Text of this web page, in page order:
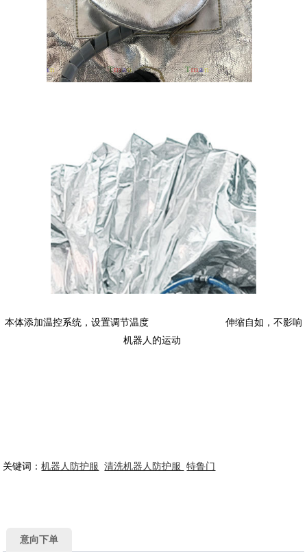
本体添加温控系统，设置调节温度 伸缩自如，不影响
机器人的运动
关键词：机器人防护服 清洗机器人防护服 特鲁门
意向下单